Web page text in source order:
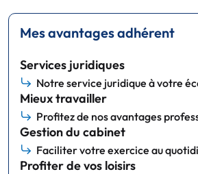
Mes avantages adhérent
Services juridiques
Notre service juridique à votre
Mieux travailler
Profitez de nos avantages
Gestion du cabinet
Faciliter votre exercice au
Profiter de vos loisirs